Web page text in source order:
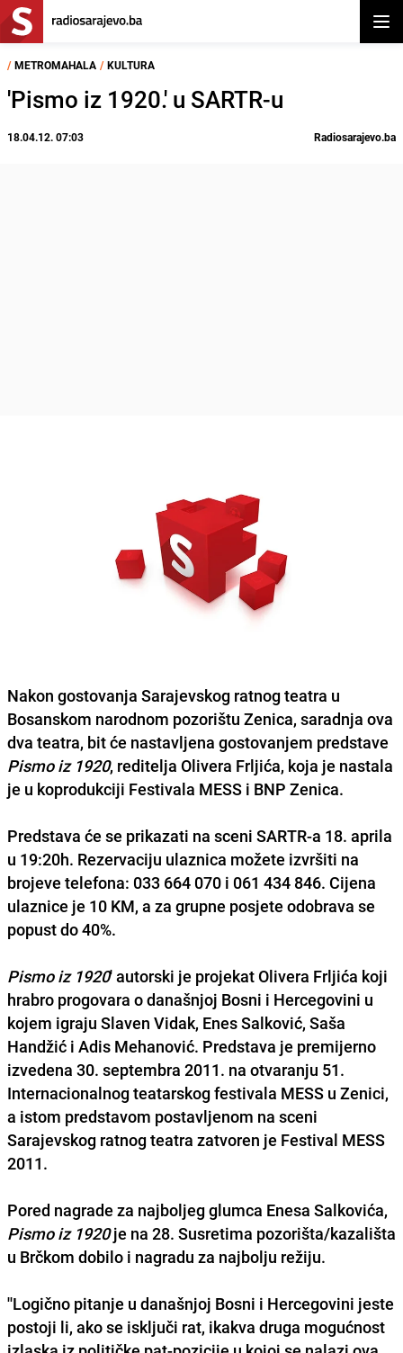
/ METROMAHALA / KULTURA
'Pismo iz 1920.' u SARTR-u
18.04.12. 07:03 Radiosarajevo.ba
Nakon gostovanja Sarajevskog ratnog teatra u
Bosanskom narodnom pozorištu Zenica, saradnja ova
dva teatra, bit će nastavljena gostovanjem predstave
Pismo iz 1920, reditelja Olivera Frljića, koja je nastala
je u koprodukciji Festivala MESS i BNP Zenica.
Predstava će se prikazati na sceni SARTR-a 18. aprila
u 19:20h. Rezervaciju ulaznica možete izvršiti na
brojeve telefona: 033 664 070 i 061 434 846. Cijena
ulaznice je 10 KM, a za grupne posjete odobrava se
popustdo 40%.
Pismo iz 1920' autorski je projekat Olivera Frljića koji
hrabro progovara o današnjoj Bosni i Hercegovini u
kojem igraju Slaven Vidak, Enes Salković, Saša
Handžić i Adis Mehanović. Predstava je premijerno
izvedena 30. septembra 2011. na otvaranju 51.
Internacionalnog teatarskog festivala MESS u Zenici,
a istom predstavom postavljenom na sceni
Sarajevskog ratnog teatra zatvoren je Festival MESS
2011.
Pored nagrade za najboljeg glumca Enesa Salkovića,
Pismo iz 1920je na 28. Susretima pozorišta/kazališta
u Brčkom dobilo i nagradu za najbolju režiju.
''Logično pitanje u današnjoj Bosni i Hercegovini jeste
postoji li, ako se isključi rat, ikakva druga mogućnost